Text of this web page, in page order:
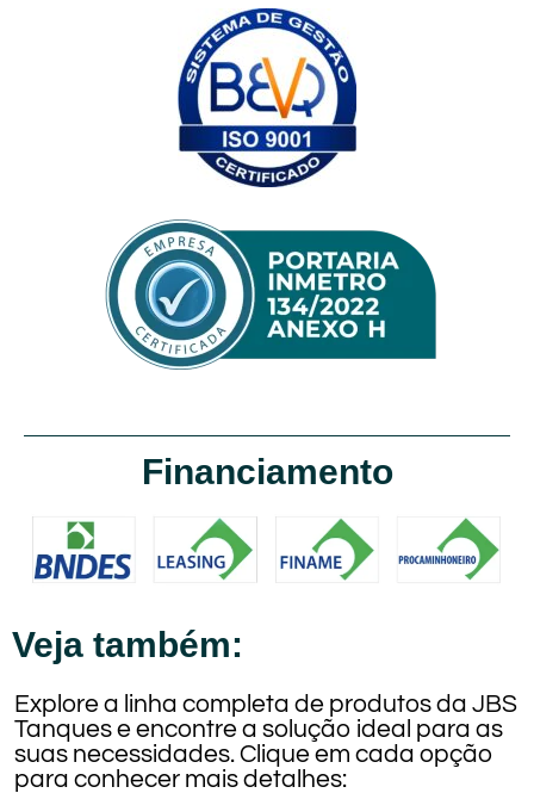
Financiamento
Veja também:
Explore a linha completa de produtos da JBS
Tanques e encontre a solução ideal para as
suas necessidades. Clique em cada opção
para conhecer mais detalhes: